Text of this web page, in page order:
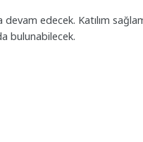
edecek. Katılım
bulunabilecek.